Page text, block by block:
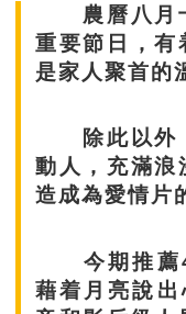
農曆八月十
重要節日，有
是家人聚首的
除此以外，
動人，充滿浪
造成為愛情片
今期推薦4
藉着月亮說